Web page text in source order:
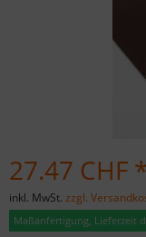
27.47 CHF *
inkl. MwSt. zzgl.
Maßanfertigung, Lieferzeit